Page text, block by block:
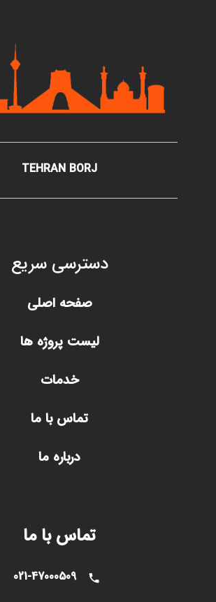
TEHRAN BORJ
دسترسی سریع
صفحه اصلی
لیست پروژه ها
خدمات
تماس با ما
درباره ما
تماس با ما
021-47000509